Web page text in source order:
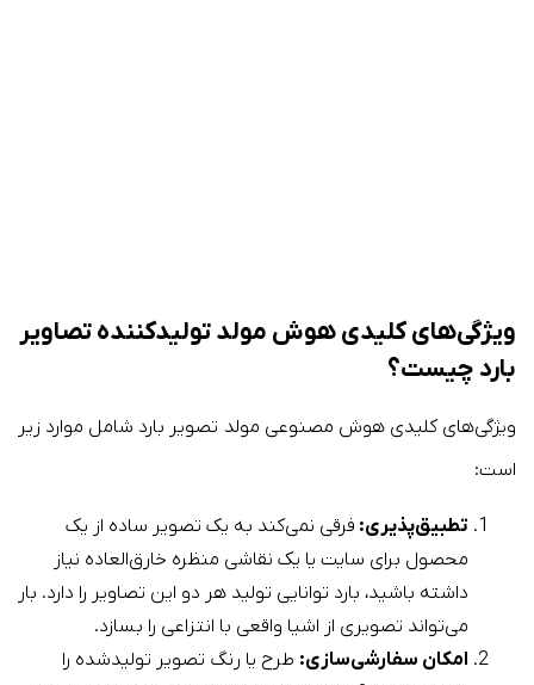
ویژگی‌های کلیدی هوش مولد تولیدکننده تصاویر
بارد چیست؟
ویژگی‌های کلیدی هوش مصنوعی مولد تصویر بارد شامل موارد زیر
است:
تطبیق‌پذیری: فرقی نمی‌کند به یک تصویر ساده از یک
محصول برای سایت یا یک نقاشی منظره خارق‌العاده نیاز
داشته باشید، بارد توانایی تولید هر دو این تصاویر را دارد. بار
می‌تواند تصویری از اشیا واقعی با انتزاعی را بسازد.
امکان سفارشی‌سازی: طرح یا رنگ تصویر تولیدشده را